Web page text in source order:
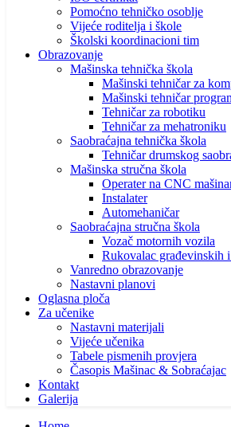
Pomoćno tehničko osoblje
Vijeće roditelja i škole
Školski koordinacioni tim
Obrazovanje
Mašinska tehnička škola
Mašinski tehničar za
Mašinski tehničar
Tehničar za robotiku
Tehničar za mehatroniku
Saobraćajna tehnička škola
Tehničar drumskog
Mašinska stručna škola
Operater na CNC
Instalater
Automehaničar
Saobraćajna stručna škola
Vozač motornih vozila
Rukovalac građevinskih
Vanredno obrazovanje
Nastavni planovi
Oglasna ploča
Za učenike
Nastavni materijali
Vijeće učenika
Tabele pismenih provjera
Časopis Mašinac & Sobraćajac
Kontakt
Galerija